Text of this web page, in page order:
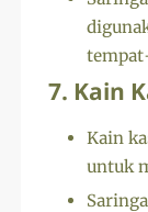
7. Kain
Kain
untuk